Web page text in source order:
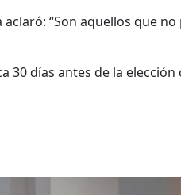
“Son aquellos que
30 días antes de la elección